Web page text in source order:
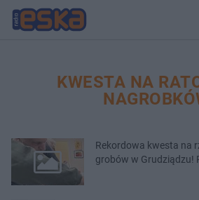
KWESTA NA
Rekordowa kwesta na
grobów w Grudziądzu!